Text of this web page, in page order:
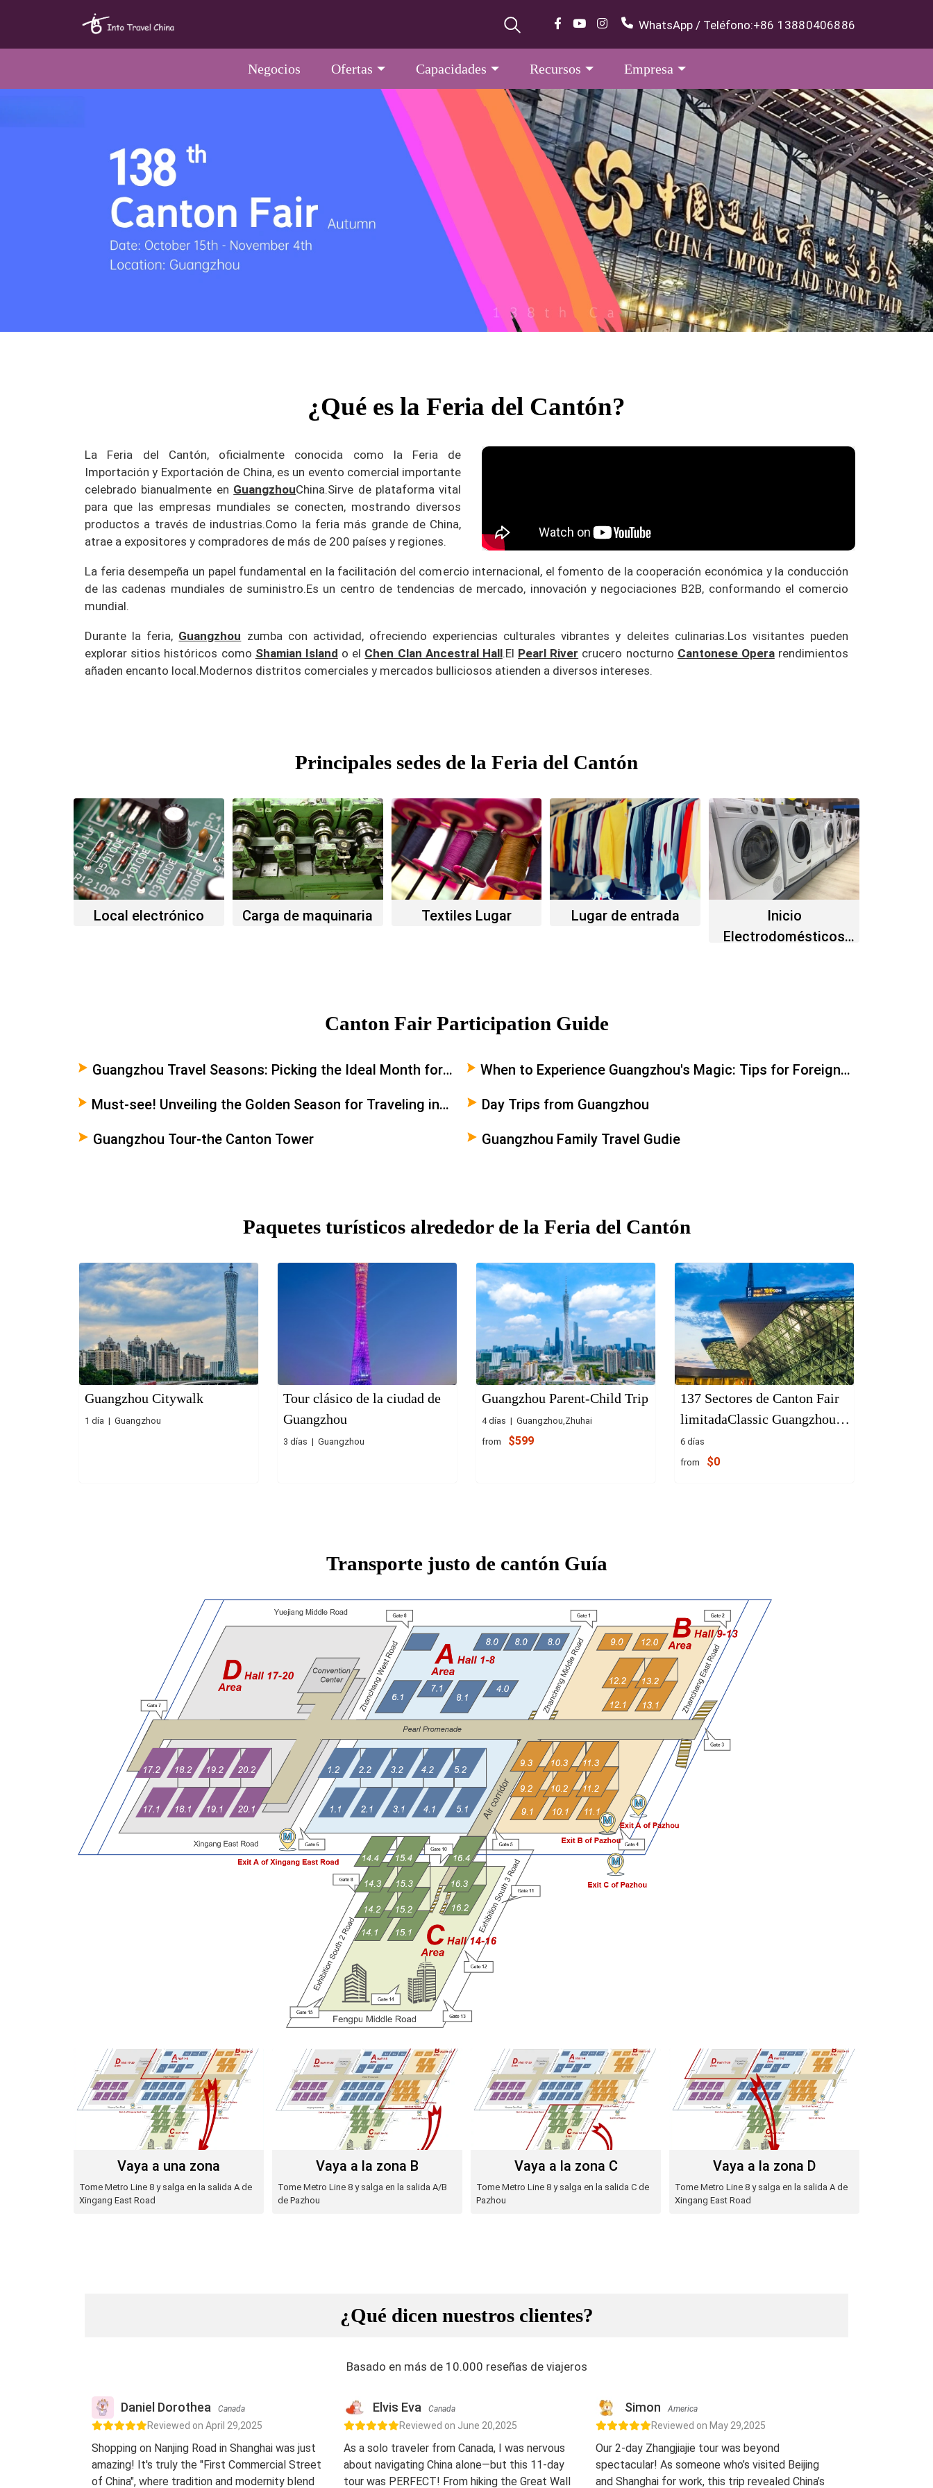
WhatsApp / Teléfono:+86 13880406886
Negocios Ofertas Capacidades Recursos Empresa
¿Qué es la Feria del Cantón?
La Feria del Cantón, oficialmente conocida como la Feria de
Importación y Exportación de China, es un evento comercial importante
celebrado bianualmente en GuangzhouChina.Sirve de plataforma vital
para que las empresas mundiales se conecten, mostrando diversos
productos a través de industrias.Como la feria más grande de China,
atrae a expositores y compradores de más de 200 países y regiones.
La feria desempeña un papel fundamental en la facilitación del comercio internacional, el fomento de la cooperación económica y la conducción
de las cadenas mundiales de suministro.Es un centro de tendencias de mercado, innovación y negociaciones B2B, conformando el comercio
mundial.
Durante la feria, Guangzhou zumba con actividad, ofreciendo experiencias culturales vibrantes y deleites culinarias.Los visitantes pueden
explorar sitios históricos como Shamian Island o el Chen Clan Ancestral Hall.El Pearl River crucero nocturno Cantonese Operarendimientos
añaden encanto local.Modernos distritos comerciales y mercados bulliciosos atienden a diversos intereses.
Principales sedes de la Feria del Cantón
Local electrónico Carga de maquinaria Textiles Lugar Lugar de entrada
Inicio
Electrodomésticos
Canton Fair Participation Guide
Guangzhou Travel Seasons: Picking the Ideal Month for
When to Experience Guangzhou's Magic: Tips for Foreign
Must-see! Unveiling the Golden Season for Traveling in
Day Trips from Guangzhou
Guangzhou Tour-the Canton Tower Guangzhou Family Travel Gudie
Paquetes turísticos alrededor de la Feria del Cantón
Guangzhou Citywalk
1 día | Guangzhou
Tour clásico de la ciudad de
Guangzhou
3 días | Guangzhou
Guangzhou Parent-Child Trip
4 días | Guangzhou,Zhuhai
from $599
137 Sectores de Canton Fair
limitadaClassic Guangzhou
Tours
6 días
from $0
Transporte justo de cantón Guía
Vaya a una zona
Tome Metro Line 8 y salga en la salida A de
Xingang East Road
Vaya a la zona B
Tome Metro Line 8 y salga en la salida A/B
de Pazhou
Vaya a la zona C
Tome Metro Line 8 y salga en la salida C de
Pazhou
Vaya a la zona D
Tome Metro Line 8 y salga en la salida A de
Xingang East Road
¿Qué dicen nuestros clientes?
Basado en más de 10.000 reseñas de viajeros
Daniel Dorothea Canada
Reviewed on April 29,2025
Shopping on Nanjing Road in Shanghai was just
amazing! It's truly the "First Commercial Street
of China", where tradition and modernity blend
Elvis Eva Canada
Reviewed on June 20,2025
As a solo traveler from Canada, I was nervous
about navigating China alone—but this 11-day
tour was PERFECT! From hiking the Great Wall
Simon America
Reviewed on May 29,2025
Our 2-day Zhangjiajie tour was beyond
spectacular! As someone who’s visited Beijing
and Shanghai for work, this trip revealed China’s